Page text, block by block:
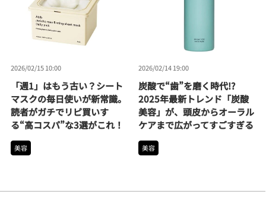
2026/02/15 10:00
「週1」はもう古い？シート
マスクの毎日使いが新常識。
読者がガチでリピ買いす
る“高コスパ”な3選がこれ！
美容
2026/02/14 19:00
炭酸で“歯”を磨く時代!?
2025年最新トレンド「炭酸
美容」が、頭皮からオーラル
ケアまで広がってすごすぎる
美容